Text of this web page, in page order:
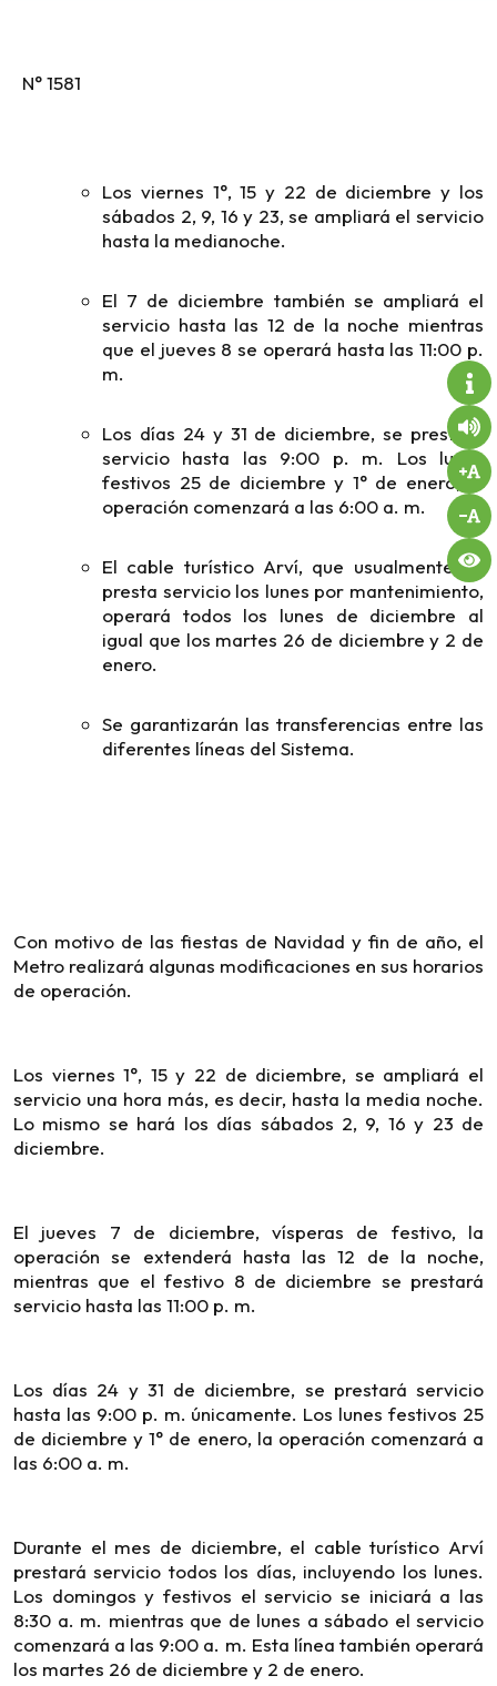
N° 1581
Los viernes 1°, 15 y 22 de diciembre y los
sábados 2, 9, 16 y 23, se ampliará el servicio
hasta la medianoche.
El 7 de diciembre también se ampliará el
servicio hasta las 12 de la noche mientras
que el jueves 8 se operará hasta las 11:00 p.
m.
Los días 24 y 31 de diciembre, se prestará
servicio hasta las 9:00 p. m. Los lunes
festivos 25 de diciembre y 1° de enero, la
operación comenzará a las 6:00 a. m.
El cable turístico Arví, que usualmente no
presta servicio los lunes por mantenimiento,
operará todos los lunes de diciembre al
igual que los martes 26 de diciembre y 2 de
enero.
Se garantizarán las transferencias entre las
diferentes líneas del Sistema.
Con motivo de las fiestas de Navidad y fin de año, el
Metro realizará algunas modificaciones en sus horarios
de operación.
Los viernes 1°, 15 y 22 de diciembre, se ampliará el
servicio una hora más, es decir, hasta la media noche.
Lo mismo se hará los días sábados 2, 9, 16 y 23 de
diciembre.
El jueves 7 de diciembre, vísperas de festivo, la
operación se extenderá hasta las 12 de la noche,
mientras que el festivo 8 de diciembre se prestará
servicio hasta las 11:00 p. m.
Los días 24 y 31 de diciembre, se prestará servicio
hasta las 9:00 p. m. únicamente. Los lunes festivos 25
de diciembre y 1° de enero, la operación comenzará a
las 6:00 a. m.
Durante el mes de diciembre, el cable turístico Arví
prestará servicio todos los días, incluyendo los lunes.
Los domingos y festivos el servicio se iniciará a las
8:30 a. m. mientras que de lunes a sábado el servicio
comenzará a las 9:00 a. m. Esta línea también operará
los martes 26 de diciembre y 2 de enero.